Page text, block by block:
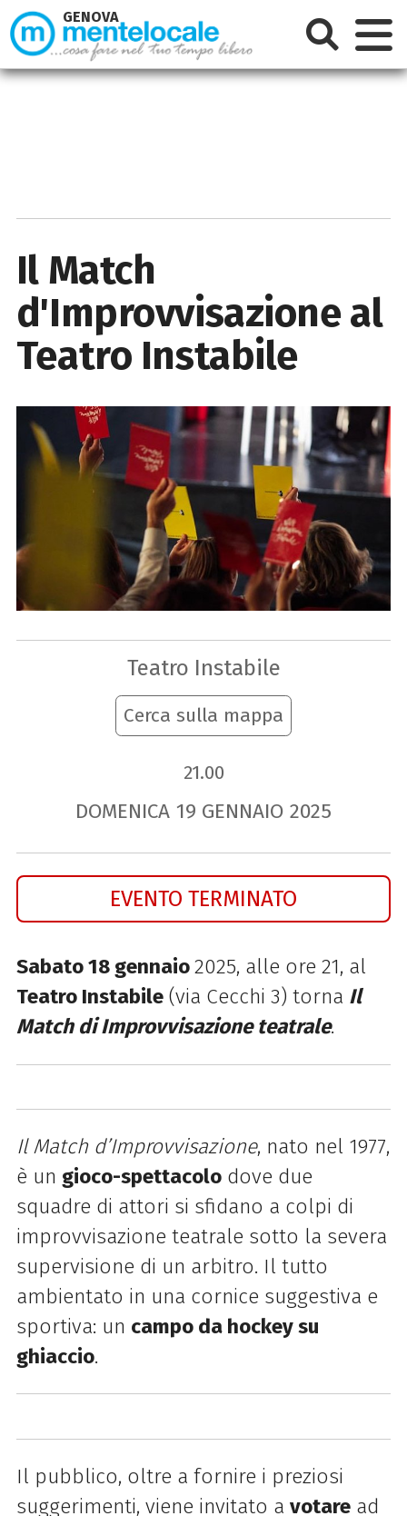
Il Match
d'Improvvisazione al
Teatro Instabile
Teatro Instabile
Cerca sulla mappa
21.00
DOMENICA 19 GENNAIO 2025
EVENTO TERMINATO
Sabato 18 gennaio2025, alle ore 21, al
Teatro Instabile(via Cecchi 3) torna Il
Match di Improvvisazione teatrale.
Il Match d’Improvvisazione, nato nel 1977,
è un gioco-spettacolodove due
squadre di attori si sfidano a colpi di
improvvisazione teatrale sotto la severa
supervisione di un arbitro. Il tutto
ambientato in una cornice suggestiva e
sportiva: un campo da hockey su
ghiaccio.
Il pubblico, oltre a fornire i preziosi
suggerimenti, viene invitato a votaread
GENOVA